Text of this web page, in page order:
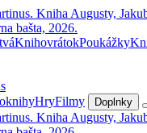
KnihovrátokPoukážky
HryFilmy Doplnky